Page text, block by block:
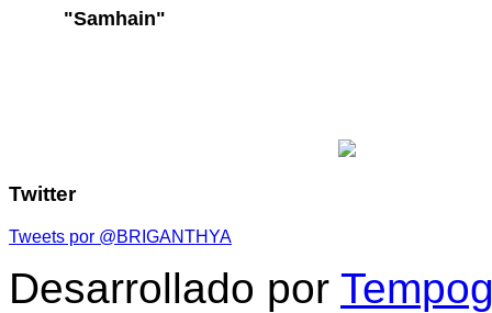
"Samhain"
Twitter
Tweets por @BRIGANTHYA
Desarrollado por